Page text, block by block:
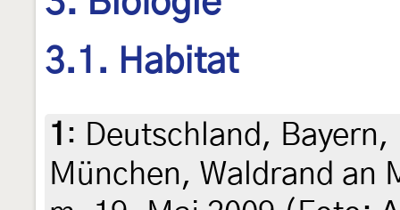
3.1. Habitat
1 : Deutschland,
München, Waldrand an